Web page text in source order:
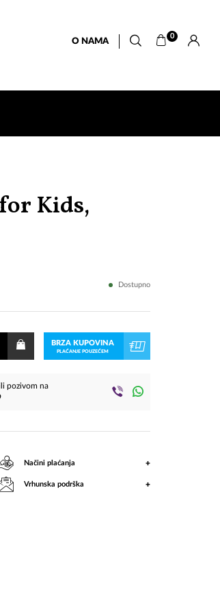
O NAMA
0
Kids,
Dostupno
BRZA KUPOVINA
PLAĆANJE POUZEĆEM
pozivom na
Načini plaćanja +
Vrhunska podrška +